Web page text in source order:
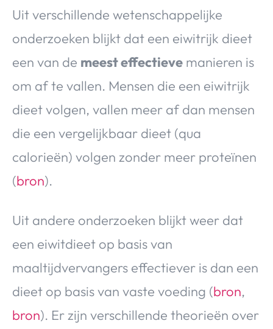
Uit verschillende wetenschappelijke
onderzoeken blijkt dat een eiwitrijk dieet
een van de meest effectieve manieren is
om af te vallen. Mensen die een eiwitrijk
dieet volgen, vallen meer af dan mensen
die een vergelijkbaar dieet (qua
calorieën) volgen zonder meer proteïnen
(bron).
Uit andere onderzoeken blijkt weer dat
een eiwitdieet op basis van
maaltijdvervangers effectiever is dan een
dieet op basis van vaste voeding (bron,
bron). Er zijn verschillende theorieën over